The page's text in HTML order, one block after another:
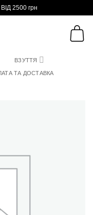
2500 грн
ВЗУТТЯ
ТА ДОСТАВКА